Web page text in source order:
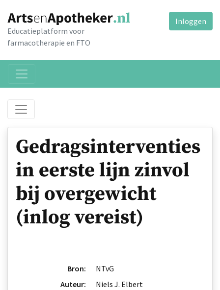
Educatieplatform voor
farmacotherapie en FTO
Inloggen
Gedragsinterventies
in eerste lijn zinvol
bij overgewicht
(inlog vereist)
Bron:
NTvG
Auteur:
Niels J. Elbert